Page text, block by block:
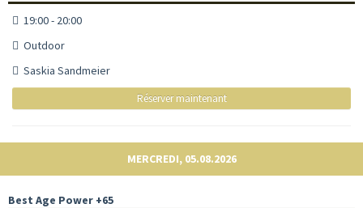
19:00 - 20:00
Outdoor
Saskia Sandmeier
Réserver maintenant
MERCREDI, 05.08.2026
Best Age Power +65